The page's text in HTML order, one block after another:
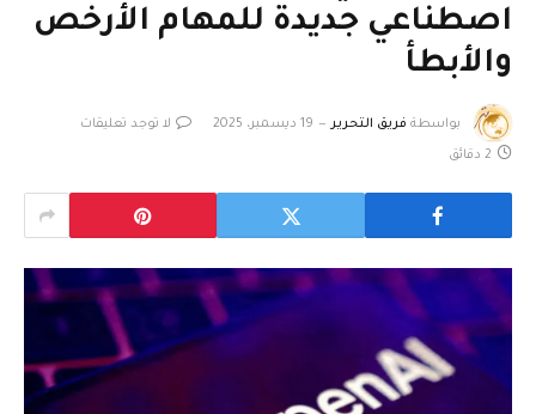
اصطناعي جديدة للمهام الأرخص
والأبطأ
بواسطة فريق التحرير 19 ديسمبر، 2025 لا توجد تعليقات
2 دقائق